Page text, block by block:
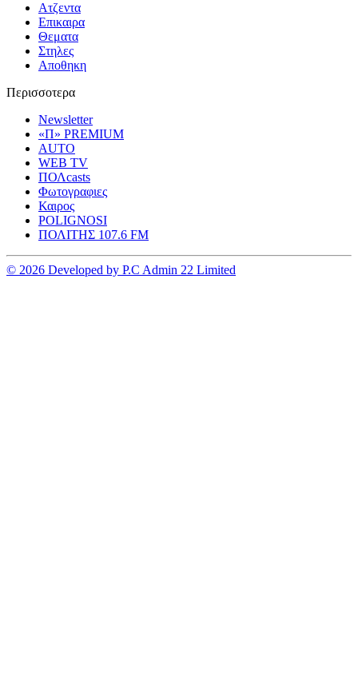
Ατζεντα
Επικαιρα
Θεματα
Στηλες
Αποθηκη
Περισσοτερα
Newsletter
«Π» PREMIUM
AUTO
WEB TV
ΠΟΛcasts
Φωτογραφιες
Καιρος
POLIGNOSI
ΠΟΛΙΤΗΣ 107.6 FM
© 2026 Developed by P.C Admin 22 Limited